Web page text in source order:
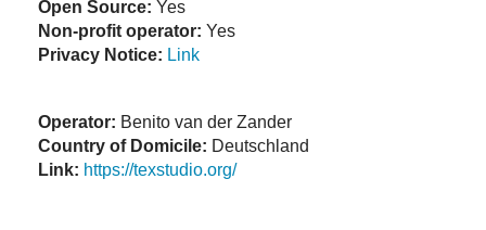
Open Source: Yes
Non-profit operator: Yes
Privacy Notice: Link
Operator: Benito van der Zander
Country of Domicile: Deutschland
Link: https://texstudio.org/